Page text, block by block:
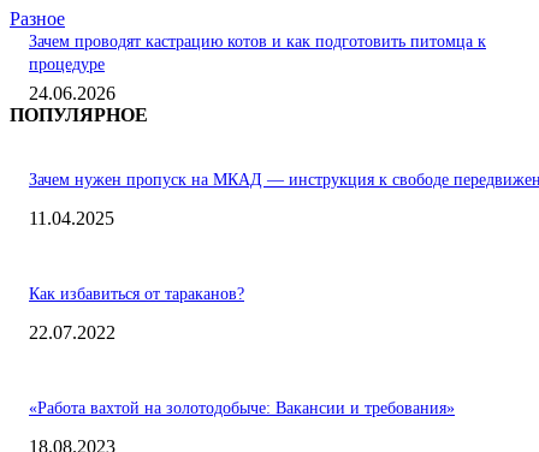
Разное
Зачем проводят кастрацию котов и как подготовить питомца к
процедуре
24.06.2026
ПОПУЛЯРНОЕ
Зачем нужен пропуск на МКАД — инструкция к свободе
11.04.2025
Как избавиться от тараканов?
22.07.2022
«Работа вахтой на золотодобыче: Вакансии и требования»
18.08.2023